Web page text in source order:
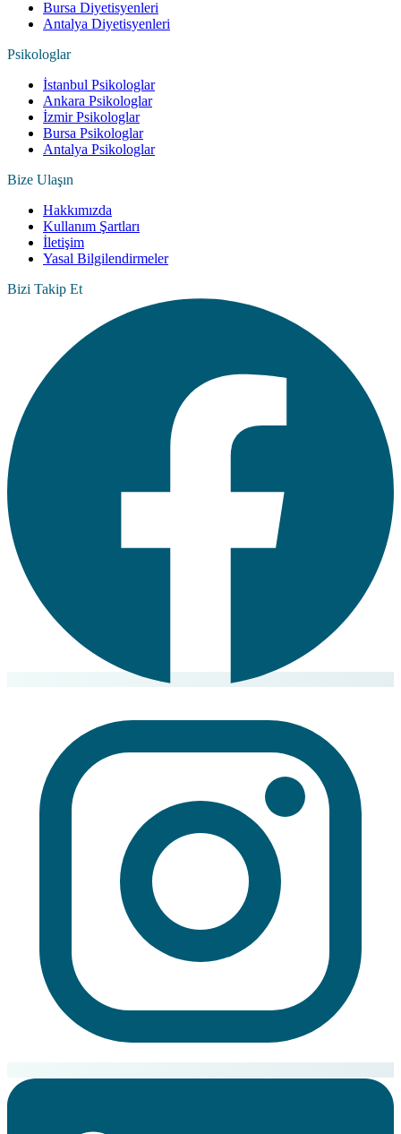
Bursa Diyetisyenleri
Antalya Diyetisyenleri
Psikologlar
İstanbul Psikologlar
Ankara Psikologlar
İzmir Psikologlar
Bursa Psikologlar
Antalya Psikologlar
Bize Ulaşın
Hakkımızda
Kullanım Şartları
İletişim
Yasal Bilgilendirmeler
Bizi Takip Et